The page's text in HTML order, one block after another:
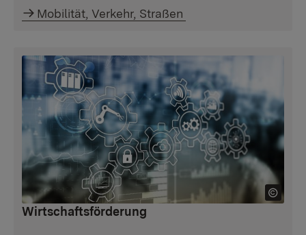
Mobilität, Verkehr, Straßen
Wirtschaftsförderung